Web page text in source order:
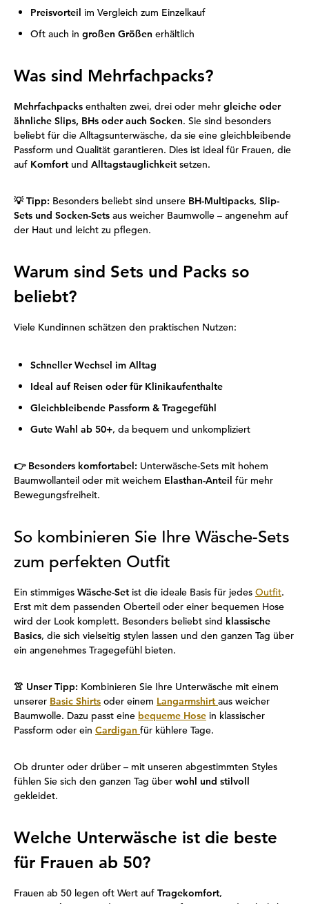
Preisvorteil im Vergleich zum Einzelkauf
Oft auch in großen Größen erhältlich
Was sind Mehrfachpacks?
Mehrfachpacks enthalten zwei, drei oder mehr gleiche oder
ähnliche Slips, BHs oder auch Socken. Sie sind besonders
beliebt für die Alltagsunterwäsche, da sie eine gleichbleibende
Passform und Qualität garantieren. Dies ist ideal für Frauen, die
auf Komfort und Alltagstauglichkeit setzen.
💡Tipp: Besonders beliebt sind unsere BH-Multipacks, Slip-
Sets und Socken-Sets aus weicher Baumwolle – angenehm auf
der Haut und leicht zu pflegen.
Warum sind Sets und Packs so
beliebt?
Viele Kundinnen schätzen den praktischen Nutzen:
Schneller Wechsel im Alltag
Ideal auf Reisen oder für Klinikaufenthalte
Gleichbleibende Passform & Tragegefühl
Gute Wahl ab 50+, da bequem und unkompliziert
👉Besonders komfortabel: Unterwäsche-Sets mit hohem
Baumwollanteil oder mit weichem Elasthan-Anteil für mehr
Bewegungsfreiheit.
So kombinieren Sie Ihre Wäsche-Sets
zum perfekten Outfit
Ein stimmiges Wäsche-Set ist die ideale Basis für jedes Outfit.
Erst mit dem passenden Oberteil oder einer bequemen Hose
wird der Look komplett. Besonders beliebt sind klassische
Basics, die sich vielseitig stylen lassen und den ganzen Tag über
ein angenehmes Tragegefühl bieten.
👚 Unser Tipp: Kombinieren Sie Ihre Unterwäsche mit einem
unserer Basic Shirts oder einem Langarmshirt aus weicher
Baumwolle. Dazu passt eine bequeme Hose in klassischer
Passform oder ein Cardigan für kühlere Tage.
Ob drunter oder drüber – mit unseren abgestimmten Styles
fühlen Sie sich den ganzen Tag über wohl und stilvoll
gekleidet.
Welche Unterwäsche ist die beste
für Frauen ab 50?
Frauen ab 50 legen oft Wert auf Tragekomfort,